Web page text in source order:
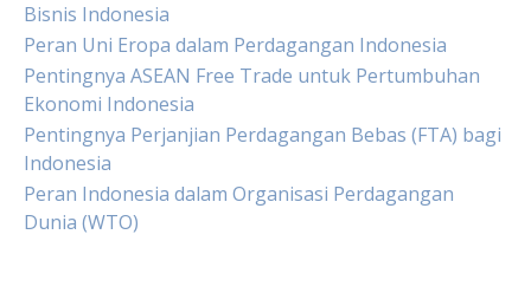
Bisnis Indonesia
Peran Uni Eropa dalam Perdagangan Indonesia
Pentingnya ASEAN Free Trade untuk Pertumbuhan
Ekonomi Indonesia
Pentingnya Perjanjian Perdagangan Bebas (FTA) bagi
Indonesia
Peran Indonesia dalam Organisasi Perdagangan
Dunia (WTO)